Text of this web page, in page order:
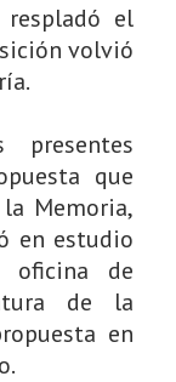
el
volvió
presentes
que
Memoria,
en estudio
de
de la
en